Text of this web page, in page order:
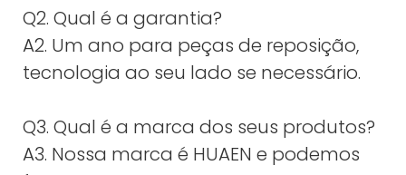
Q2. Qual é a garantia?
A2. Um ano para peças de reposição,
tecnologia ao seu lado se necessário.
Q3. Qual é a marca dos seus produtos?
A3. Nossa marca é HUAEN e podemos